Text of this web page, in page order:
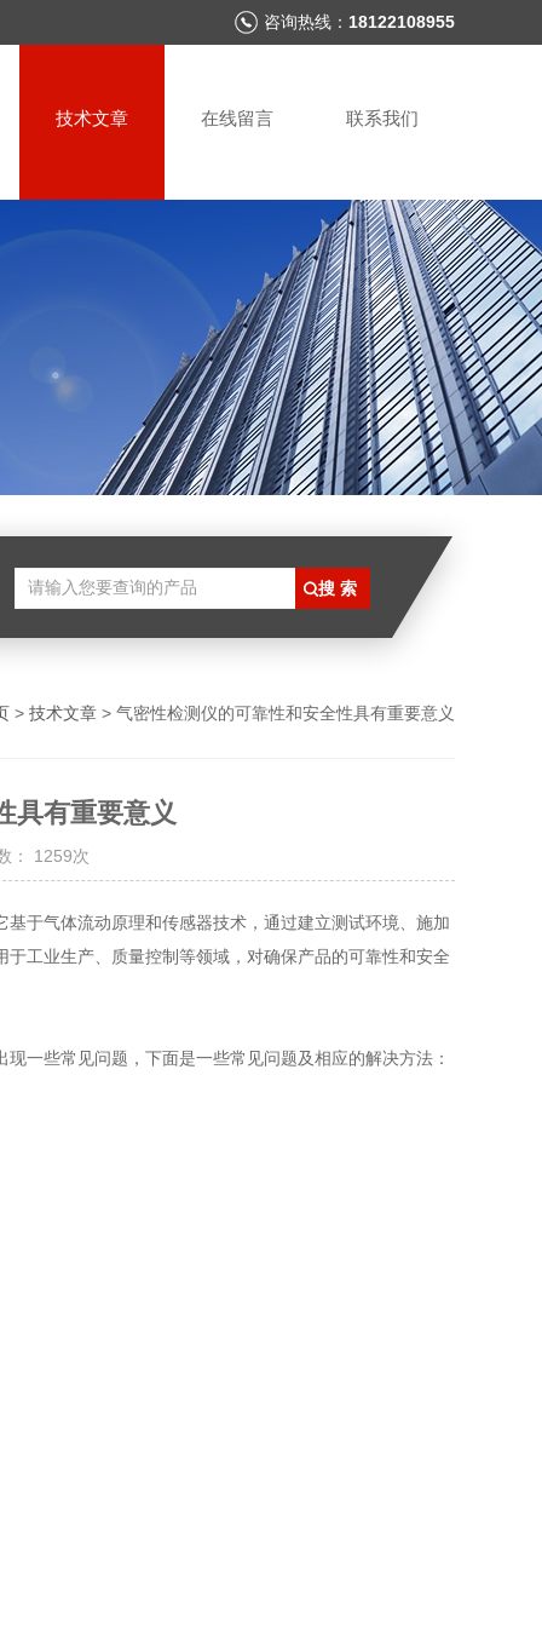
咨询热线： 18122108955
技术文章 在线留言 联系我们
> 技术文章 > 气密性检测仪的可靠性和安全性具有重要意义
具有重要意义
1259次
于气体流动原理和传感器技术，通过建立测试环境、施加
工业生产、质量控制等领域，对确保产品的可靠性和安全
一些常见问题，下面是一些常见问题及相应的解决方法：